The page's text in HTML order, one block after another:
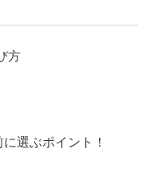
方
選ぶポイント！